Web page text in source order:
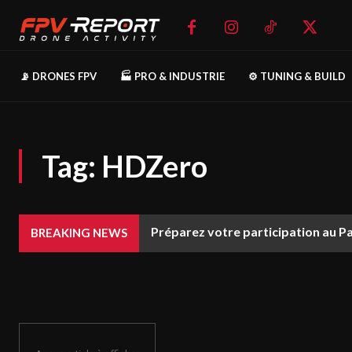
📡 DRONES FPV 🏭 PRO & INDUSTRIE ⚙️ TUNING & BUILD
Tag: HDZero
BREAKING NEWS Préparez votre participation au